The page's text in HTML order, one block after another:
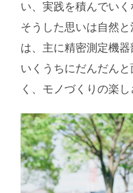
い、実践を積んでいく
そうした思いは自然
は、主に精密測定機
いくうちにだんだん
く、モノづくりの楽し